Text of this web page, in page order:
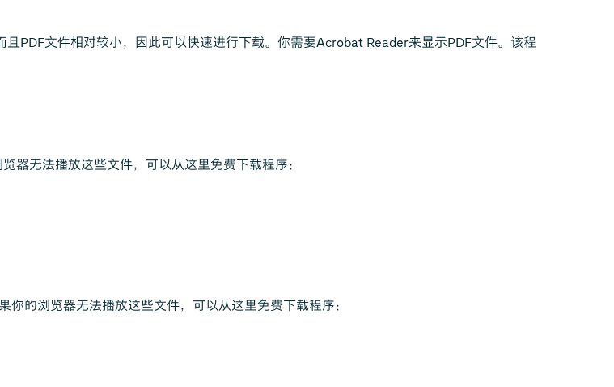
PDF文件相对较小，因此可以快速进行下载。你需要Acrobat Reader来显示PDF文件。该程
器无法播放这些文件，可以从这里免费下载程序：
的浏览器无法播放这些文件，可以从这里免费下载程序：